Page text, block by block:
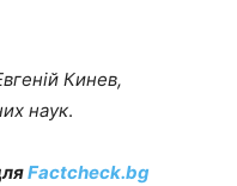
Кинев,
наук.
Factcheck.bg